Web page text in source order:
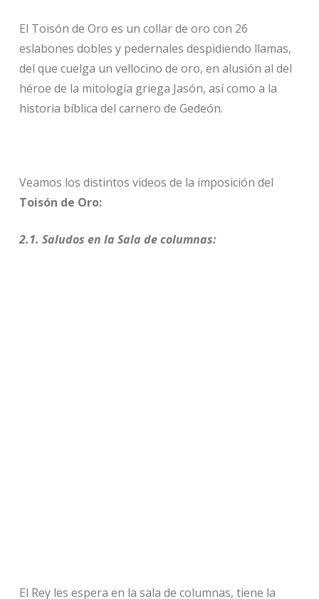
El Toisón de Oro es un collar de oro con 26
eslabones dobles y pedernales despidiendo llamas,
del que cuelga un vellocino de oro, en alusión al del
héroe de la mitología griega Jasón, así como a la
historia bíblica del carnero de Gedeón.
Veamos los distintos videos de la imposición del
Toisón de Oro:
2.1. Saludos en la Sala de columnas:
El Rey les espera en la sala de columnas, tiene la